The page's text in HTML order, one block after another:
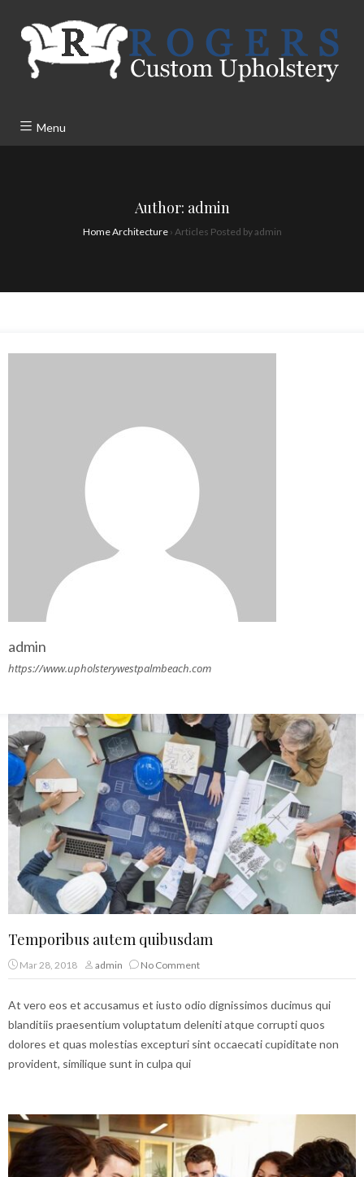
Menu
Author: admin
Home Architecture› Articles Posted by admin
admin
https://www.upholsterywestpalmbeach.com
Temporibus autem quibusdam
Mar 28, 2018 admin No Comment
At vero eos et accusamus et iusto odio dignissimos ducimus qui
blanditiis praesentium voluptatum deleniti atque corrupti quos
dolores et quas molestias excepturi sint occaecati cupiditate non
provident, similique sunt in culpa qui